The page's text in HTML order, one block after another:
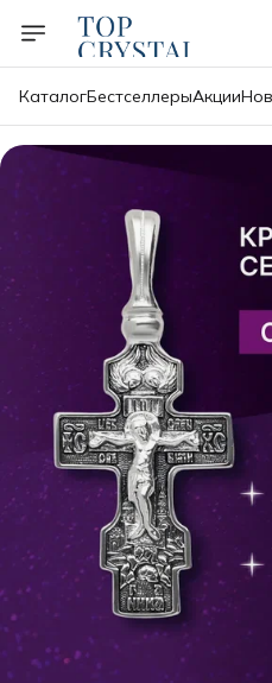
КаталогБестселлерыАкции